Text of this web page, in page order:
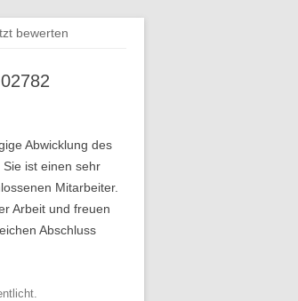
bewerten
Abwicklung des
ist einen sehr
Mitarbeiter.
Arbeit und freuen
Abschluss